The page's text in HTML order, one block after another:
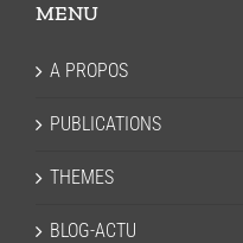
MENU
A PROPOS
PUBLICATIONS
THEMES
BLOG-ACTU